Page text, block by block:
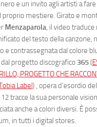
e un invito agli artisti a
proprio mestiere. Girato e
Menzaparola, il video
del testo della canzone,
e contrassegnata dal colore
progetto discografico 365(
PROGETTO CHE
Label) , opera d’esordio
tracce la sua personale
anche a colori diversi. È
in tutti i digital stores.